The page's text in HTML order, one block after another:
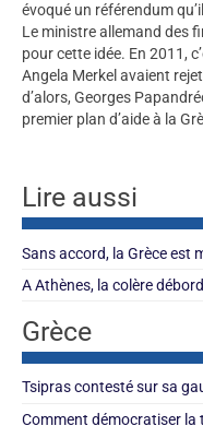
évoqué un référendum
Le ministre allemand des
pour cette idée. En 2011,
Angela Merkel avaient
d’alors, Georges
premier plan d’aide à la
Lire aussi
Sans accord, la Grèce est
A Athènes, la colère
Grèce
Tsipras contesté sur sa
Comment démocratiser la